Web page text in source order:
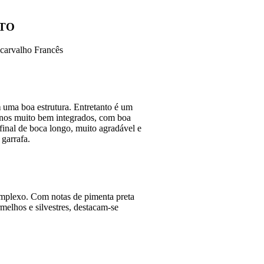
Francês
boa estrutura. Entretanto é um
muito bem integrados, com boa
de boca longo, muito agradável e
Com notas de pimenta preta
e silvestres, destacam-se